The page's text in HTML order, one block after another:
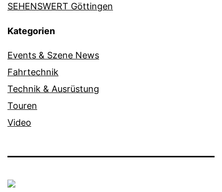
SEHENSWERT Göttingen
Kategorien
Events & Szene News
Fahrtechnik
Technik & Ausrüstung
Touren
Video